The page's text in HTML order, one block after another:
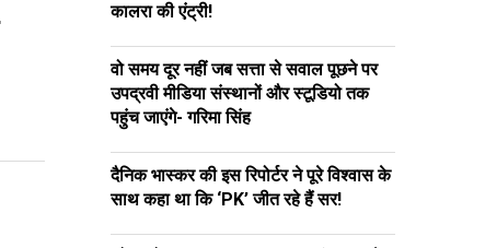
कालरा की एंट्री!
वो समय दूर नहीं जब सत्ता से सवाल पूछने पर
उपद्रवी मीडिया संस्थानों और स्टूडियो तक
पहुंच जाएंगे- गरिमा सिंह
दैनिक भास्कर की इस रिपोर्टर ने पूरे विश्वास के
साथ कहा था कि ‘PK’ जीत रहे हैं सर!